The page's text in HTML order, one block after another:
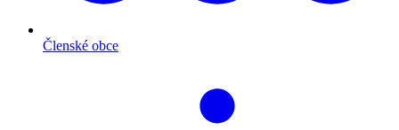
Členské obce